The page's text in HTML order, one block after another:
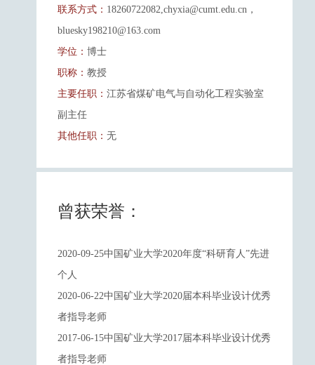
联系方式： 18260722082,chyxia@cumt.edu.cn，
bluesky198210@163.com
学位： 博士
职称： 教授
主要任职： 江苏省煤矿电气与自动化工程实验室
副主任
其他任职： 无
曾获荣誉：
2020-09-25中国矿业大学2020年度“科研育人”先进
个人
2020-06-22中国矿业大学2020届本科毕业设计优秀
者指导老师
2017-06-15中国矿业大学2017届本科毕业设计优秀
者指导老师